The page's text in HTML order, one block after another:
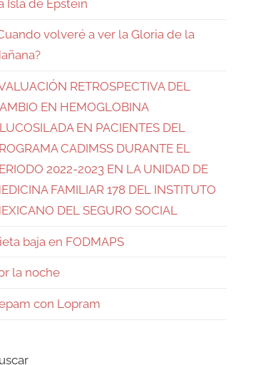
Isla de Epstein
volveré a ver la Gloria de la
RETROSPECTIVA DEL
EN HEMOGLOBINA
EN PACIENTES DEL
CADIMSS DURANTE EL
2022-2023 EN LA UNIDAD DE
FAMILIAR 178 DEL INSTITUTO
DEL SEGURO SOCIAL
baja en FODMAPS
la noche
con Lopram